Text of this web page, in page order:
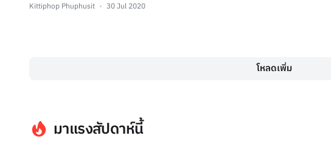
Kittiphop Phuphusit 30 Jul 2020
โหลดเพิ่ม
มาแรงสัปดาห์นี้